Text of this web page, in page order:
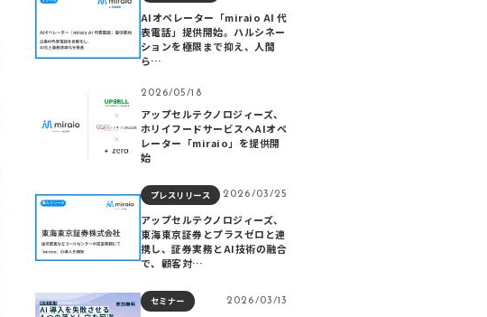
AIオペレーター「miraio AI 代
表電話」提供開始。ハルシネー
ションを極限まで抑え、人間
ら…
2026/05/18
アップセルテクノロジィーズ、
ホリイフードサービスへAIオペ
レーター「miraio」を提供開
始
プレスリリース 2026/03/25
アップセルテクノロジィーズ、
東海東京証券とプラスゼロと連
携し、証券実務とAI技術の融合
で、顧客対…
セミナー 2026/03/13